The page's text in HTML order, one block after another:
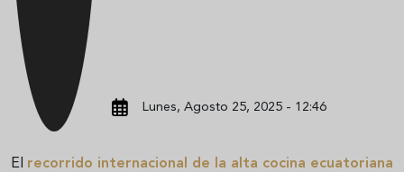
Lunes, Agosto 25, 2025 - 12:46
El recorrido internacional de la alta cocina ecuatoriana